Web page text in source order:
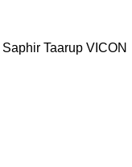
Saphir Taarup VICON